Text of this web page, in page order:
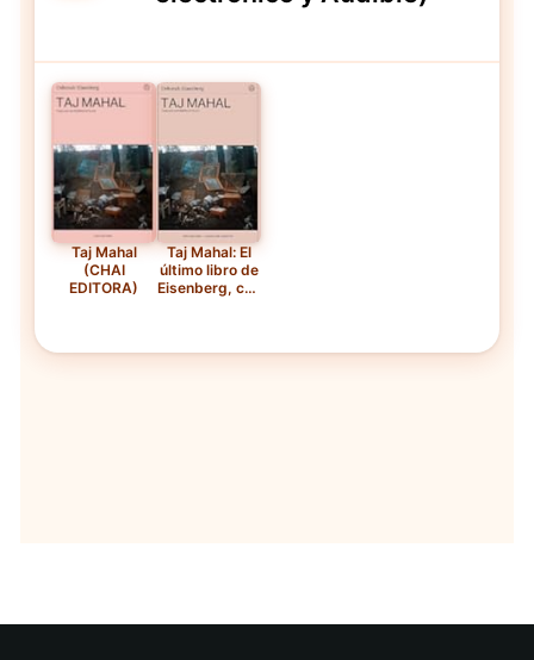
Taj Mahal
(CHAI
EDITORA)
Taj Mahal: El
último libro de
Eisenberg, con
es mi pato",